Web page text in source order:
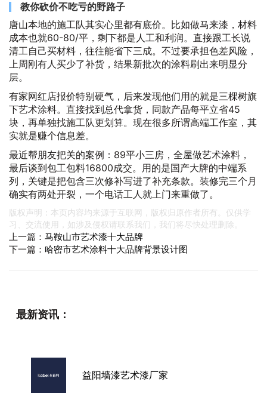
教你砍价不吃亏的野路子
唐山本地的施工队其实心里都有底价。比如做马来漆，材料
成本也就60-80/平，剩下都是人工和利润。直接跟工长说
清工自己买材料，往往能省下三成。不过要承担色差风险，
上周刚有人买少了补货，结果新批次的涂料刷出来明显分
层。
有家网红店报价特别硬气，后来发现他们用的就是三棵树旗
下艺术涂料。直接找到总代拿货，同款产品每平立省45
块，再单独找施工队更划算。现在很多所谓高端工作室，其
实就是赚个信息差。
最近帮朋友把关的案例：89平小三房，全屋做艺术涂料，
最后谈到包工包料16800成交。用的是国产大牌的中端系
列，关键是把包含三次修补写进了补充条款。装修完三个月
确实有两处开裂，一个电话工人就上门来重做了。
版权声明：本页内容均来源于互联网，版权归原作者所有。仅供学
习、交流使用，如涉及侵权请联系我们，我们将尽快处理删除。
上一篇： 马鞍山市艺术漆十大品牌
下一篇： 哈密市艺术涂料十大品牌背景设计图
最新资讯：
益阳墙漆艺术漆厂家